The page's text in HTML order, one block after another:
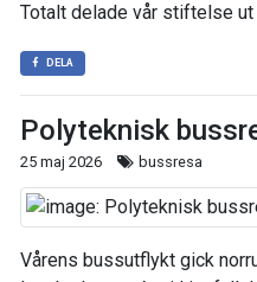
Totalt delade vår stiftelse ut
DELA
Polyteknisk
25 maj 2026 bussresa
Vårens bussutflykt gick